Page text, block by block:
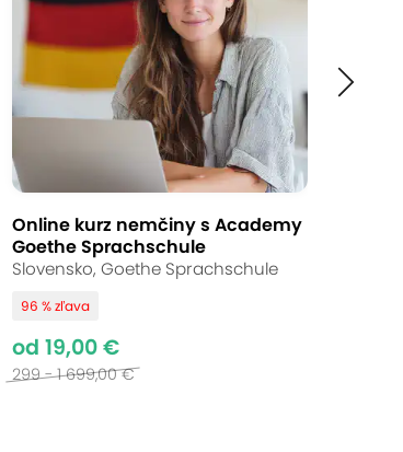
Ukončené
28,00 €
% zľava Bežná cena: 35,00 €
už vlastné doplnky
a dcéry, kamarátky,
aj úplných
Online kurz nemčiny s Academy
Goethe Sprachschule
Slovensko, Goethe Sprachschule
96 % zľava
od 19,00 €
299 - 1 699,00 €